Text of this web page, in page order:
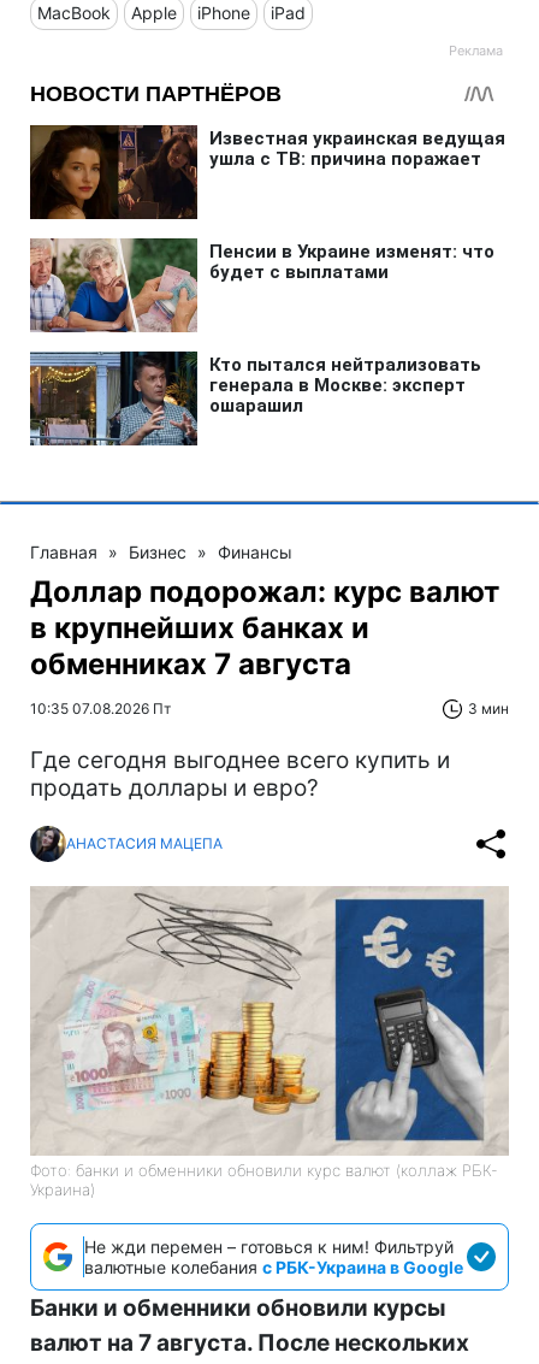
MacBook Apple iPhone iPad
Главная » Бизнес » Финансы
Доллар подорожал: курс валют
в крупнейших банках и
обменниках 7 августа
10:35 07.08.2026 Пт 3 мин
Где сегодня выгоднее всего купить и
продать доллары и евро?
АНАСТАСИЯ МАЦЕПА
Фото: банки и обменники обновили курс валют (коллаж РБК-
Украина)
Не жди перемен – готовься к ним! Фильтруй
валютные колебания с РБК-Украина в Google
Банки и обменники обновили курсы
валют на 7 августа. После нескольких